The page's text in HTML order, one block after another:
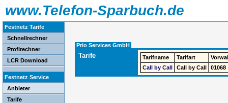
www.Telefon-Sparbuch.de
Festnetz Tarife
Schnellrechner
Profirechner
LCR Download
Festnetz Service
Anbieter
Tarife
Prio Services GmbH
Tarife Tarifname Tarifart
Call by Call
Call by Call 01068